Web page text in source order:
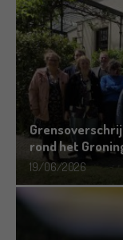
rond het
19/06/2026